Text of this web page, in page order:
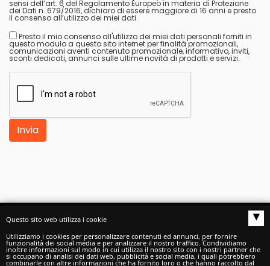
sensi dell’art. 6 del Regolamento Europeo in materia di Protezione
dei Dati n. 679/2016, dichiaro di essere maggiore di 16 anni e presto
il consenso all’utilizzo dei miei dati.
Presto il mio consenso all'utilizzo dei miei dati personali forniti in
questo modulo a questo sito internet per finalità promozionali,
comunicazioni aventi contenuto promozionale, informativo, inviti,
sconti dedicati, annunci sulle ultime novità di prodotti e servizi.
Invia
Autoscuole buono S.a.s.di Buono Claudio e C. -
P.I./C.F./C.C.I.A.A. 02488020542
Questo sito web utilizza i cookie ▴
Utilizziamo i cookies per personalizzare contenuti ed annunci, per fornire
funzionalità dei social media e per analizzare il nostro traffico. Condividiamo
inoltre informazioni sul modo in cui utilizza il nostro sito con i nostri partner che
si occupano di analisi dei dati web, pubblicità e social media, i quali potrebbero
combinarle con altre informazioni che ha fornito loro o che hanno raccolto dal